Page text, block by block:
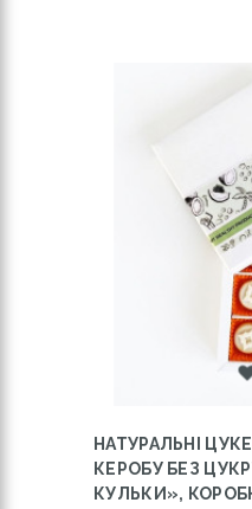
НАТУРАЛЬНІ
КЕРОБУ БЕЗ
КУЛЬКИ»,